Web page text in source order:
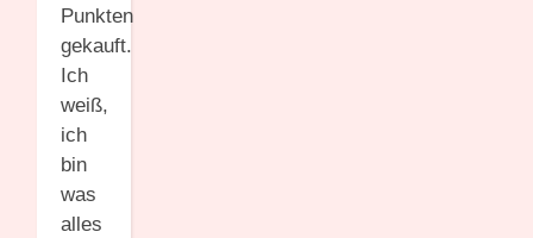
Punkten
gekauft.
Ich
weiß,
ich
bin
was
alles